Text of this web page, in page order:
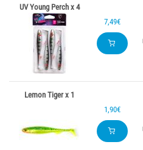
UV Young Perch x 4
7,49€
Lemon Tiger x 1
1,90€